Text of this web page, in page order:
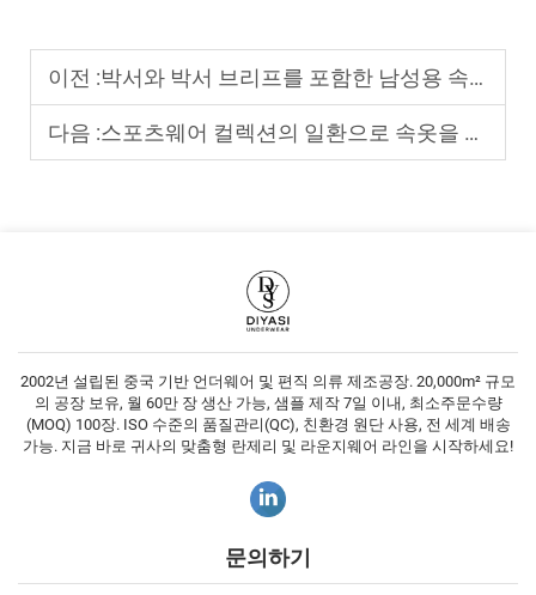
이전 :박서와 박서 브리프를 포함한 남성용 속옷 라인을 구축하는 방법?
다음 :스포츠웨어 컬렉션의 일환으로 속옷을 어떻게 포지셔닝할 것인가
2002년 설립된 중국 기반 언더웨어 및 편직 의류 제조공장. 20,000m² 규모
의 공장 보유, 월 60만 장 생산 가능, 샘플 제작 7일 이내, 최소주문수량
(MOQ) 100장. ISO 수준의 품질관리(QC), 친환경 원단 사용, 전 세계 배송
가능. 지금 바로 귀사의 맞춤형 란제리 및 라운지웨어 라인을 시작하세요!
문의하기